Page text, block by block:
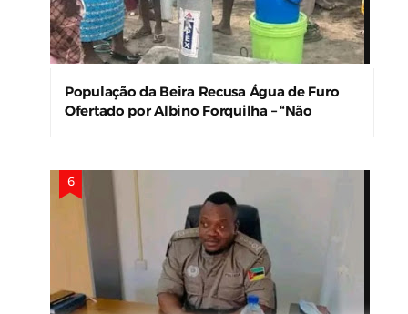
População da Beira Recusa Água de Furo
Ofertado por Albino Forquilha – “Não